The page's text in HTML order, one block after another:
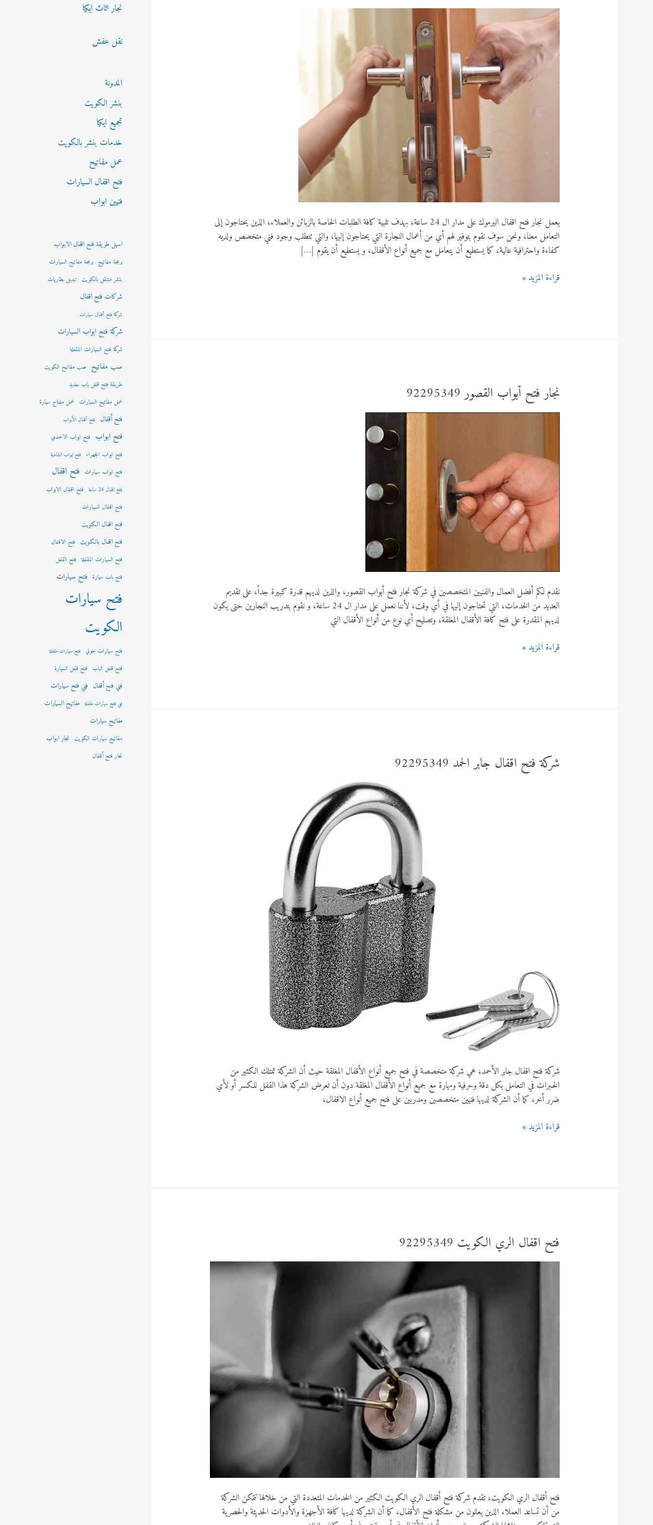
يعمل نجار فتح اقفال اليرموك على مدار ال 24 ساعة، بهدف تلبية كافة الطلبات الخاصة بالزبائن والعملاء، الذين يحتاجون إلى
التعامل معنا، ونحن سوف نقوم بتوفير لهم أي من أعمال النجارة التي يحتاجون إليها، والتي تتطلب وجود فني متخصص ولديه
كفاءة واحترافية عالية، كما يستطيع أن يتعامل مع جميع أنواع الأقفال، و يستطيع أن يقوم […]
نجار
قراءة المزيد »
نجار فتح أبواب القصور 92295349
نقدم لكم أفضل العمال والفنيين المتخصصين في شركة نجار فتح أبواب القصور، والذين لديهم قدرة كبيرة جداً، على تقديم
العديد من الخدمات، التي تحتاجون إليها في أي وقت، لأننا نعمل على مدار ال 24 ساعة، و نقوم بتدريب النجارين حتى يكون
لديهم المقدرة على فتح كافة الأقفال المغلقة، وتصليح أي نوع من أنواع الأقفال التي
نجار
قراءة المزيد »
شركة فتح اقفال جابر الحمد 92295349
شركة فتح اقفال جابر الأحمد، هي شركة متخصصة في فتح جميع أنواع الأقفال المغلقة حيث أن الشركة تمتلك الكثير من
الخبرات في التعامل بكل دقة وحرفية ومهارة مع جميع أنواع الأقفال المغلقة دون أن تعرض الشركة هذا القفل للكسر أو لأي
ضرر أخر، كما أن الشركة لديها فنيين متخصصين ومدربين على فتح جميع أنواع الاقفال،
شركة
قراءة المزيد »
فتح اقفال الري الكويت 92295349
فتح أقفال الري الكويت، تقدم شركة فتح أقفال الري الكويت الكثير من الخدمات المتعددة التي من خلالها تتمكن الشركة
من أن تساعد العملاء الذين يعانون من مشكلة فتح الأقفال، كما أن الشركة لديها كافة الأجهزة والأدوات الحديثة والحصرية
نجار اثاث ايكيا
نقل عفش
المدونة
بنشر الكويت
تجميع ايكيا
خدمات بنشر بالكويت
عمل مفاتيح
فتح اقفال السيارات
فنيين ابواب
اسهل طريقة فتح اقفال الابواب
برمجة مفاتيح برمجة مفاتيح السيارات
بنشر متنقل بالكويت تبديل بطاريات
شركات فتح اقفال
شركة فتح أقفال سيارات
شركة فتح ابواب السيارات
شركة فتح السيارات المقفلة
صب مفاتيح صب مفاتيح الكويت
طريقة فتح قفل باب حديد
عمل مفاتيح السيارات عمل مفتاح سيارة
فتح أقفال فتح أقفال الأبواب
فتح ابواب فتح ابواب الاحمدي
فتح ابواب الجهراء فتح ابواب الشامية
فتح ابواب سيارات فتح اقفال
فتح اقفال 24 ساعة
فتح اقفال الابواب
فتح اقفال السيارات
فتح اقفال الكويت
فتح اقفال بالكويت فتح الاقفال
فتح السيارات المقفلة فتح القفل
فتح باب سيارة فتح سيارات
فتح سيارات
الكويت
فتح سيارات حولي فتح سيارات مقفلة
فتح قفل الباب فتح قفل السيارة
فني فتح أقفال فني فتح سيارات
فني فتح سيارات مقفلة مفاتيح السيارات
مفاتيح سيارات
مفاتيح سيارات الكويت نجار ابواب
نجار فتح أقفال